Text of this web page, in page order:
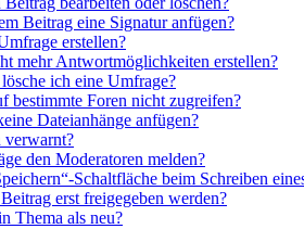
Beitrag eine Signatur anfügen?
erstellen?
mehr Antwortmöglichkeiten erstellen?
ich eine Umfrage?
bestimmte Foren nicht zugreifen?
Dateianhänge anfügen?
verwarnt?
den Moderatoren melden?
Schaltfläche beim Schreiben
erst freigegeben werden?
Thema als neu?